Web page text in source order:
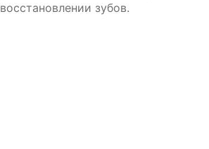
восстановлении зубов.